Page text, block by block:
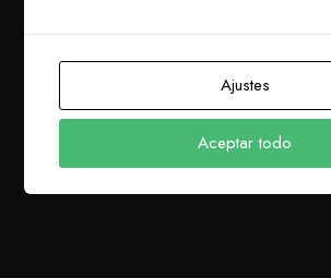
Ajustes
Aceptar todo